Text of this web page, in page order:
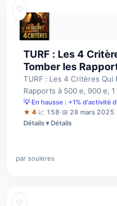
♡
TURF : Les 4
Tomber les
TURF : Les 4 Critères Qui
Rapports à 500 e, 900 e,
de 1 500 euros sur un
💡 En hausse : +1% d'activité
★ 4·📈 158·📅 28 mars 2025
Détails
par souleres
♡